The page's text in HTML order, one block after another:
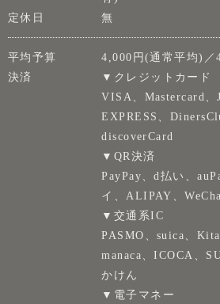
定休日
無
平均予算
4,000円(通常平均)／
決済
▼クレジットカード
VISA、Mastercard
EXPRESS、
discoverCard
▼QR決済
PayPay、d払い、
イ、ALIPAY、
▼交通系IC
PASMO、suica、
manaca、ICOCA、
かけん
▼電子マネー